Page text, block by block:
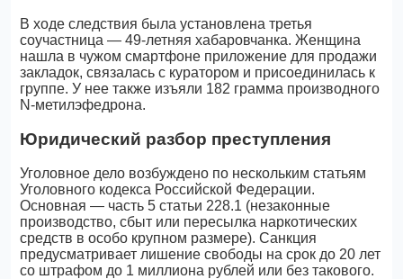
В ходе следствия была установлена третья
соучастница — 49-летняя хабаровчанка. Женщина
нашла в чужом смартфоне приложение для продажи
закладок, связалась с куратором и присоединилась к
группе. У нее также изъяли 182 грамма производного
N-метилэфедрона.
Юридический разбор преступления
Уголовное дело возбуждено по нескольким статьям
Уголовного кодекса Российской Федерации.
Основная — часть 5 статьи 228.1 (незаконные
производство, сбыт или пересылка наркотических
средств в особо крупном размере). Санкция
предусматривает лишение свободы на срок до 20 лет
со штрафом до 1 миллиона рублей или без такового.